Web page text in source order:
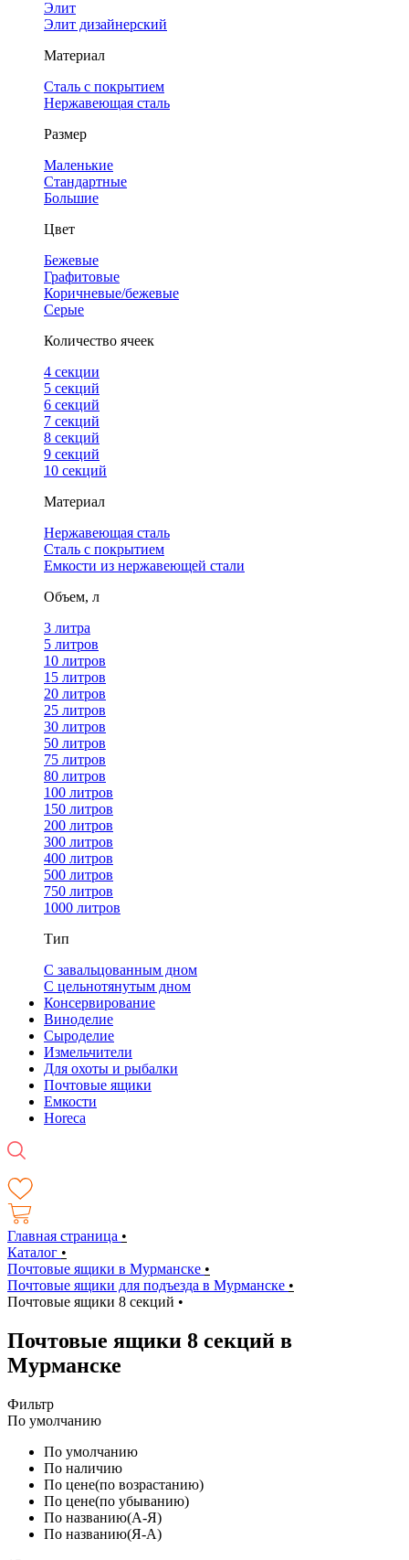
Элит
Элит дизайнерский
Материал
Сталь с покрытием
Нержавеющая сталь
Размер
Маленькие
Стандартные
Большие
Цвет
Бежевые
Графитовые
Коричневые/бежевые
Серые
Количество ячеек
4 cекции
5 секций
6 секций
7 секций
8 секций
9 секций
10 секций
Материал
Нержавеющая сталь
Сталь с покрытием
Емкости из нержавеющей стали
Объем, л
3 литра
5 литров
10 литров
15 литров
20 литров
25 литров
30 литров
50 литров
75 литров
80 литров
100 литров
150 литров
200 литров
300 литров
400 литров
500 литров
750 литров
1000 литров
Тип
С завальцованным дном
С цельнотянутым дном
Консервирование
Виноделие
Сыроделие
Измельчители
Для охоты и рыбалки
Почтовые ящики
Емкости
Horeca
Главная страница •
Каталог •
Почтовые ящики в Мурманске •
Почтовые ящики для подъезда в Мурманске •
Почтовые ящики 8 секций •
Почтовые ящики 8 секций в
Мурманске
Фильтр
По умолчанию
По умолчанию
По наличию
По цене(по возрастанию)
По цене(по убыванию)
По названию(А-Я)
По названию(Я-А)